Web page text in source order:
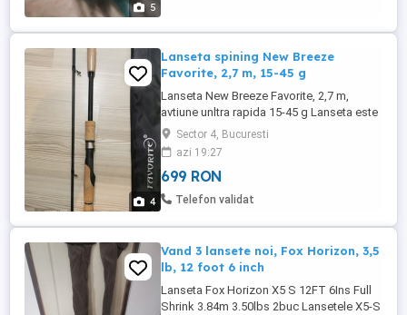
5
4
Lanseta spining New Breeze
Favorite, 2,7 m, 15-45 g
Lanseta New Breeze Favorite, 2,7 m,
avtiune unltra rapida 15-45 g Lanseta este
noua, nefolosita.
Sector 4, Bucuresti
azi 19:27
699 RON
Telefon validat
Vand 3 lansete noi, Fox Horizon, 3,5
lb, 12 foot 6 inch
Lanseta Fox Horizon X5 S 12FT 6Ins Full
Shrink 3.84m 3.50lbs 2buc Lansetele X5-S